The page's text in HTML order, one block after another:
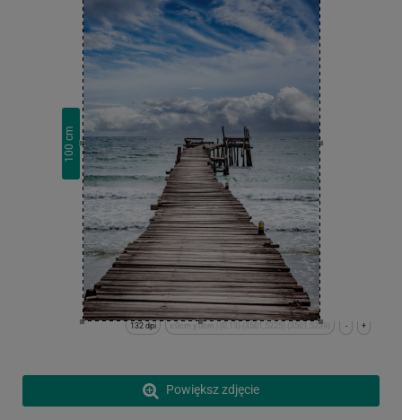
100
cm
+
-
x:0cm y:0cm | (0,13) (3501,5225) (3501,5239)
132 dpi
Powiększ zdjęcie